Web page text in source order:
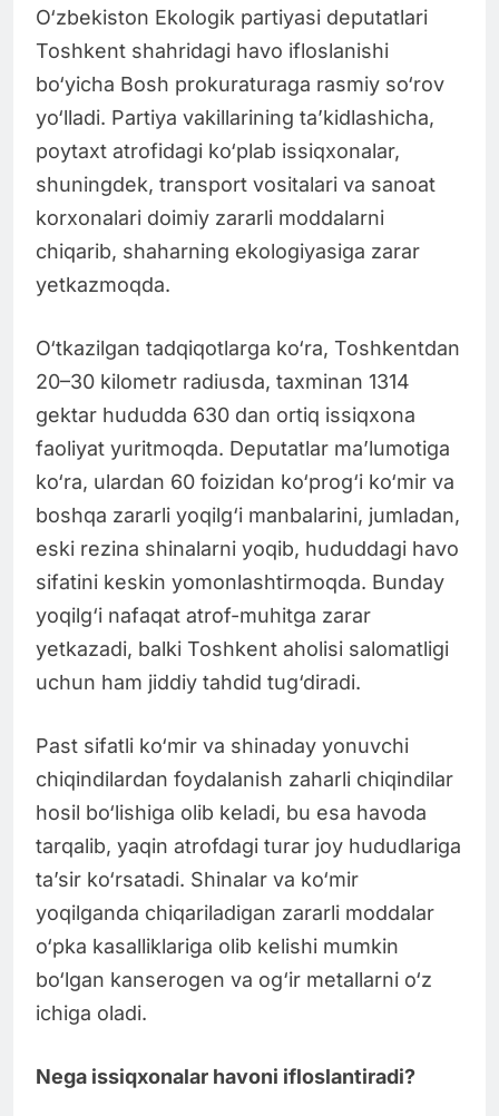
O‘zbekiston Ekologik partiyasi deputatlari
Toshkent shahridagi havo ifloslanishi
bo‘yicha Bosh prokuraturaga rasmiy so‘rov
yo‘lladi. Partiya vakillarining ta’kidlashicha,
poytaxt atrofidagi ko‘plab issiqxonalar,
shuningdek, transport vositalari va sanoat
korxonalari doimiy zararli moddalarni
chiqarib, shaharning ekologiyasiga zarar
yetkazmoqda.
O‘tkazilgan tadqiqotlarga ko‘ra, Toshkentdan
20–30 kilometr radiusda, taxminan 1314
gektar hududda 630 dan ortiq issiqxona
faoliyat yuritmoqda. Deputatlar ma’lumotiga
ko‘ra, ulardan 60 foizidan ko‘prog‘i ko‘mir va
boshqa zararli yoqilg‘i manbalarini, jumladan,
eski rezina shinalarni yoqib, hududdagi havo
sifatini keskin yomonlashtirmoqda. Bunday
yoqilg‘i nafaqat atrof-muhitga zarar
yetkazadi, balki Toshkent aholisi salomatligi
uchun ham jiddiy tahdid tug‘diradi.
Past sifatli ko‘mir va shinaday yonuvchi
chiqindilardan foydalanish zaharli chiqindilar
hosil bo‘lishiga olib keladi, bu esa havoda
tarqalib, yaqin atrofdagi turar joy hududlariga
ta’sir ko‘rsatadi. Shinalar va ko‘mir
yoqilganda chiqariladigan zararli moddalar
o‘pka kasalliklariga olib kelishi mumkin
bo‘lgan kanserogen va og‘ir metallarni o‘z
ichiga oladi.
Nega issiqxonalar havoni ifloslantiradi?